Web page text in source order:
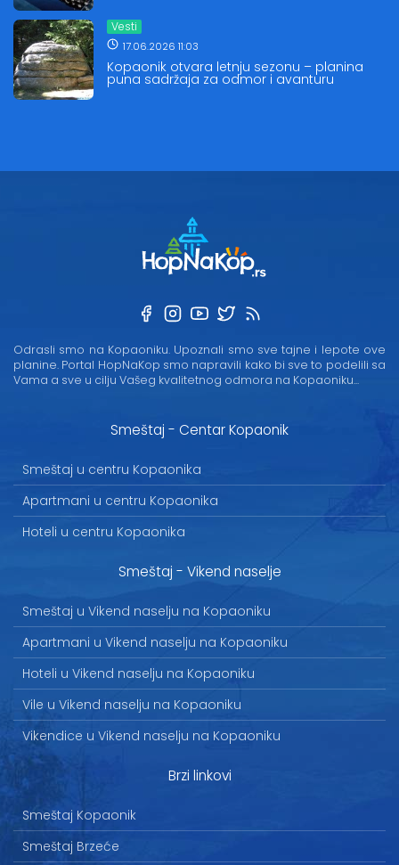
Vesti
17.06.2026 11:03
Kopaonik otvara letnju sezonu – planina
puna sadržaja za odmor i avanturu
Odrasli smo na Kopaoniku. Upoznali smo sve tajne i lepote ove
planine. Portal HopNaKop smo napravili kako bi sve to podelili sa
Vama a sve u cilju Vašeg kvalitetnog odmora na Kopaoniku...
Smeštaj - Centar Kopaonik
Smeštaj u centru Kopaonika
Apartmani u centru Kopaonika
Hoteli u centru Kopaonika
Smeštaj - Vikend naselje
Smeštaj u Vikend naselju na Kopaoniku
Apartmani u Vikend naselju na Kopaoniku
Hoteli u Vikend naselju na Kopaoniku
Vile u Vikend naselju na Kopaoniku
Vikendice u Vikend naselju na Kopaoniku
Brzi linkovi
Smeštaj Kopaonik
Smeštaj Brzeće